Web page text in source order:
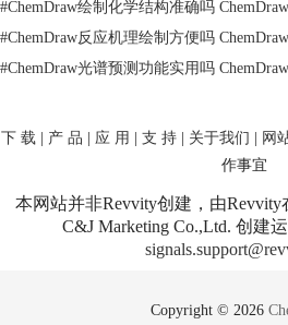
#ChemDraw绘制化学结构准确吗
#ChemDraw反应机理绘制方便吗
#ChemDraw光谱预测功能实用吗
下 载 产 品 应 用 支 持 关于我们 网
作事宜
本网站并非Revvity创建，由Revvity
C&J Marketing Co.,Ltd. 创建
Copyright © 2026